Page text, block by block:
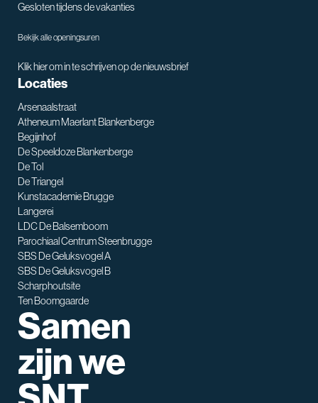
Gesloten tijdens de vakanties
Bekijk alle openingsuren
Klik hier om in te schrijven op de nieuwsbrief
Locaties
Arsenaalstraat
Atheneum Maerlant Blankenberge
Begijnhof
De Speeldoze Blankenberge
De Tol
De Triangel
Kunstacademie Brugge
Langerei
LDC De Balsemboom
Parochiaal Centrum Steenbrugge
SBS De Geluksvogel A
SBS De Geluksvogel B
Scharphoutsite
Ten Boomgaarde
Samen
zijn we
SNT assistent
Waarmee kan ik je helpen?